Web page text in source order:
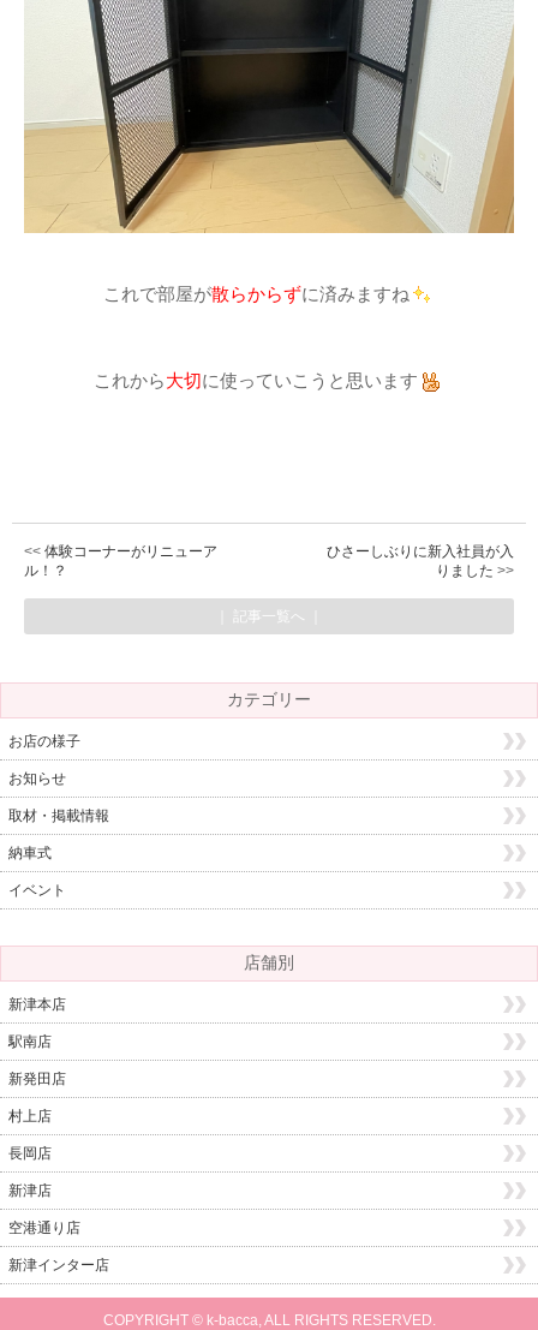
これで部屋が散らからずに済みますね
これから大切に使っていこうと思います
ひさーしぶりに新入社員が入
りました
体験コーナーがリニューア
ル！？
｜ 記事一覧へ ｜
カテゴリー
お店の様子
お知らせ
取材・掲載情報
納車式
イベント
店舗別
新津本店
駅南店
新発田店
村上店
長岡店
新津店
空港通り店
新津インター店
COPYRIGHT © k-bacca, ALL RIGHTS RESERVED.